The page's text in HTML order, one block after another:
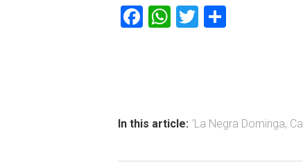
F
ok
W
p
T
tir
In this article: ‘La Negra Dominga,